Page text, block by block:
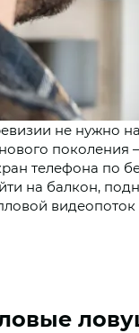
не нужно
поколения
телефона по
на балкон,